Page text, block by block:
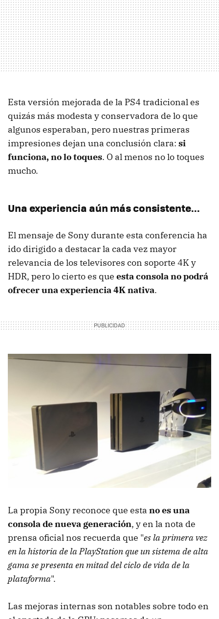
Esta versión mejorada de la PS4 tradicional es
quizás más modesta y conservadora de lo que
algunos esperaban, pero nuestras primeras
impresiones dejan una conclusión clara: si
funciona, no lo toques. O al menos no lo toques
mucho.
Una experiencia aún más consistente...
El mensaje de Sony durante esta conferencia ha
ido dirigido a destacar la cada vez mayor
relevancia de los televisores con soporte 4K y
HDR, pero lo cierto es que esta consola no podrá
ofrecer una experiencia 4K nativa.
La propia Sony reconoce que esta no es una
consola de nueva generación, y en la nota de
prensa oficial nos recuerda que "es la primera vez
en la historia de la PlayStation que un sistema de alta
gama se presenta en mitad del ciclo de vida de la
plataforma".
Las mejoras internas son notables sobre todo en